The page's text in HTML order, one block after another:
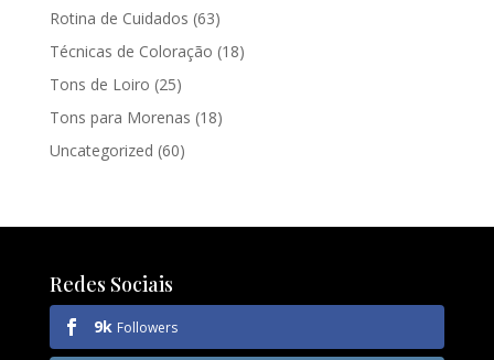
Rotina de Cuidados (63)
Técnicas de Coloração (18)
Tons de Loiro (25)
Tons para Morenas (18)
Uncategorized (60)
Redes Sociais
9k Followers